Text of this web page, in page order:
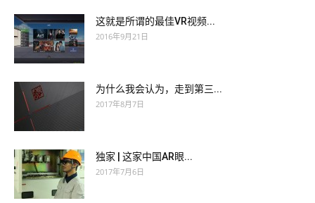
这就是所谓的最佳VR视频...
2016年9月21日
为什么我会认为，走到第三...
2017年8月7日
独家 | 这家中国AR眼...
2017年7月6日